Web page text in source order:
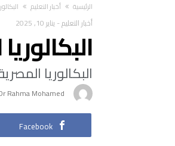
‫الرئيسية‬ أخبار التعليم
أخبار التعليم-يناير 10, 2025
البكالوريا
Rahma Mohamed
Facebook